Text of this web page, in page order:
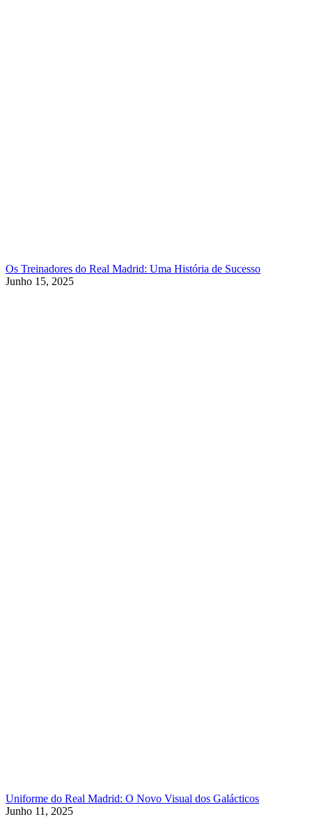
Os Treinadores do Real Madrid: Uma História de Sucesso
Junho 15, 2025
Uniforme do Real Madrid: O Novo Visual dos Galácticos
Junho 11, 2025